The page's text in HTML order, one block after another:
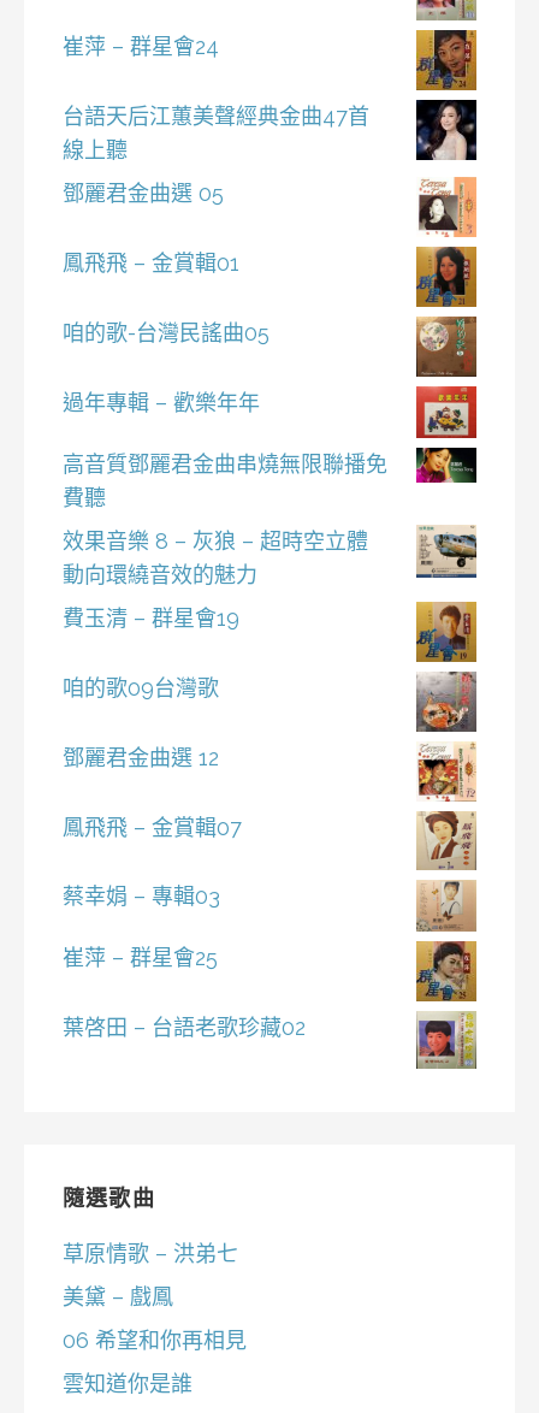
崔萍 – 群星會24
台語天后江蕙美聲經典金曲47首
線上聽
鄧麗君金曲選 05
鳳飛飛 – 金賞輯01
咱的歌-台灣民謠曲05
過年專輯 – 歡樂年年
高音質鄧麗君金曲串燒無限聯播免
費聽
效果音樂 8 – 灰狼 – 超時空立體
動向環繞音效的魅力
費玉清 – 群星會19
咱的歌09台灣歌
鄧麗君金曲選 12
鳳飛飛 – 金賞輯07
蔡幸娟 – 專輯03
崔萍 – 群星會25
葉啓田 – 台語老歌珍藏02
隨選歌曲
草原情歌 – 洪弟七
美黛 – 戲鳳
06 希望和你再相見
雲知道你是誰